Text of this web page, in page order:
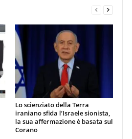
Lo scienziato della Terra
iraniano sfida l’Israele sionista,
la sua affermazione è basata sul
Corano